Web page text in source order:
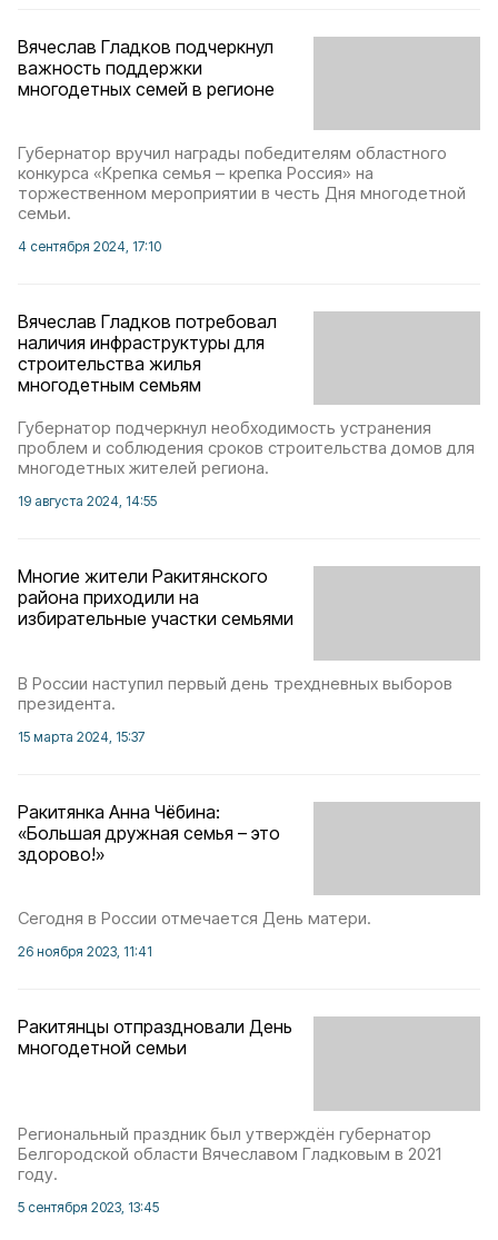
Вячеслав Гладков подчеркнул
важность поддержки
многодетных семей в регионе
Губернатор вручил награды победителям областного
конкурса «Крепка семья – крепка Россия» на
торжественном мероприятии в честь Дня многодетной
семьи.
4 сентября 2024, 17:10
Вячеслав Гладков потребовал
наличия инфраструктуры для
строительства жилья
многодетным семьям
Губернатор подчеркнул необходимость устранения
проблем и соблюдения сроков строительства домов для
многодетных жителей региона.
19 августа 2024, 14:55
Многие жители Ракитянского
района приходили на
избирательные участки семьями
В России наступил первый день трехдневных выборов
президента.
15 марта 2024, 15:37
Ракитянка Анна Чёбина:
«Большая дружная семья – это
здорово!»
Сегодня в России отмечается День матери.
26 ноября 2023, 11:41
Ракитянцы отпраздновали День
многодетной семьи
Региональный праздник был утверждён губернатор
Белгородской области Вячеславом Гладковым в 2021
году.
5 сентября 2023, 13:45